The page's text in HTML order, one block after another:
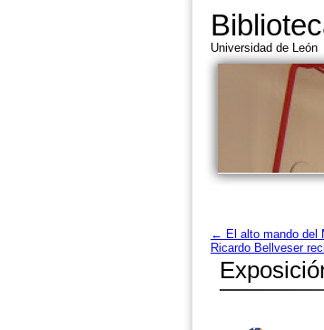
Universidad de León
← El alto mando del
Ricardo Bellveser